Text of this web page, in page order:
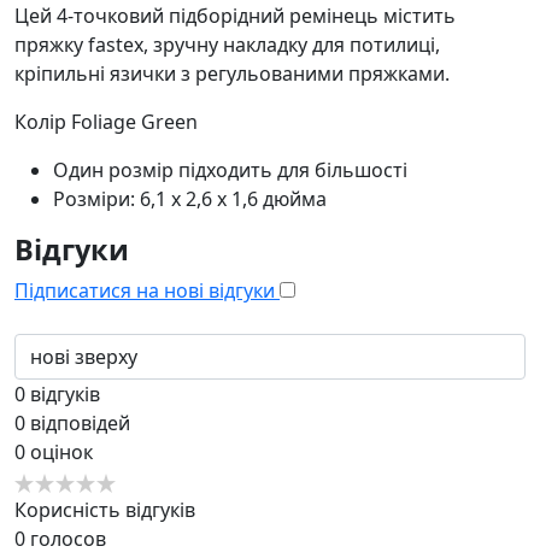
Цей 4-точковий підборідний ремінець містить
пряжку fastex, зручну накладку для потилиці,
кріпильні язички з регульованими пряжками.
Колір Foliage Green
Один розмір підходить для більшості
Розміри: 6,1 x 2,6 x 1,6 дюйма
Відгуки
Підписатися на нові відгуки
0 відгуків
0 відповідей
0 оцінок
Корисність відгуків
0 голосов